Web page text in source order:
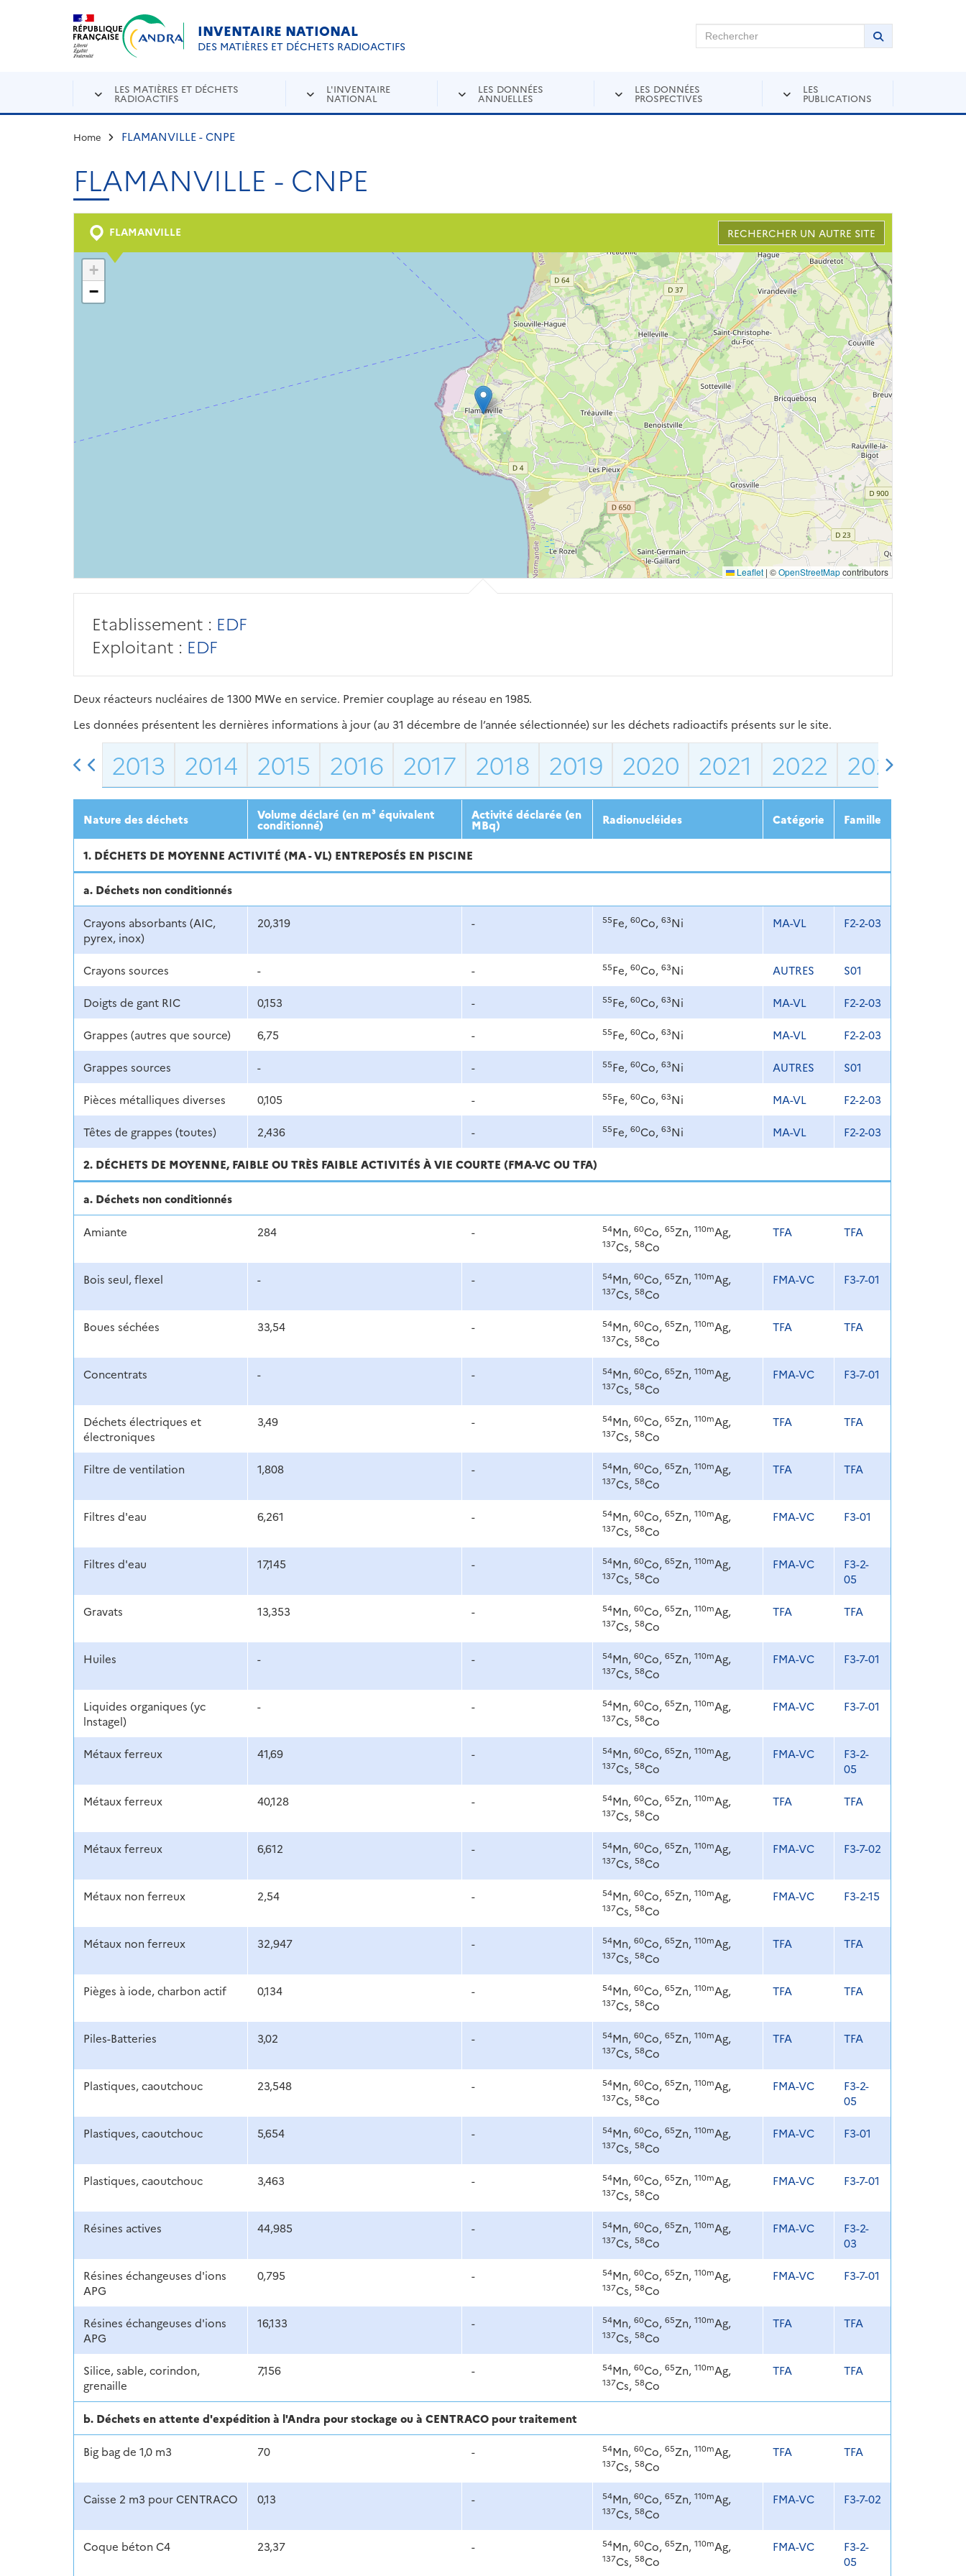
Aller au contenu principal
INVENTAIRE NATIONAL
DES MATIÈRES ET DÉCHETS RADIOACTIFS
Rechercher sur Andra Inventaire Rechercher
Lancer la
LES MATIÈRES ET DÉCHETS
RADIOACTIFS
L'INVENTAIRE
NATIONAL
LES DONNÉES
ANNUELLES
LES DONNÉES
PROSPECTIVES
LES
PUBLICATIONS
Home FLAMANVILLE - CNPE
FLAMANVILLE - CNPE
FLAMANVILLE RECHERCHER UN AUTRE SITE
+
−
Leaflet | ©OpenStreetMapcontributors
Etablissement : EDF
Exploitant : EDF
Deux réacteurs nucléaires de 1300 MWe en service. Premier couplage au réseau en 1985.
Les données présentent les dernières informations à jour (au 31 décembre de l’année sélectionnée) sur les déchets radioactifs présents sur le site.
2013 2014 2015 2016 2017 2018 2019 2020 2021 2022 2023
Nature des déchets Volume déclaré (en m³ équivalent
conditionné)
Activité déclarée (en
MBq) Radionucléides Catégorie Famille
1. DÉCHETS DE MOYENNE ACTIVITÉ (MA - VL) ENTREPOSÉS EN PISCINE
a. Déchets non conditionnés
Crayons absorbants (AIC,
pyrex, inox)
20,319 - 55Fe, 60Co, 63Ni MA-VL F2-2-03
Crayons sources - - 55Fe, 60Co, 63Ni AUTRES S01
Doigts de gant RIC 0,153 - 55Fe, 60Co, 63Ni MA-VL F2-2-03
Grappes (autres que source) 6,75 - 55Fe, 60Co, 63Ni MA-VL F2-2-03
Grappes sources - - 55Fe, 60Co, 63Ni AUTRES S01
Pièces métalliques diverses 0,105 - 55Fe, 60Co, 63Ni MA-VL F2-2-03
Têtes de grappes (toutes) 2,436 - 55Fe, 60Co, 63Ni MA-VL F2-2-03
2. DÉCHETS DE MOYENNE, FAIBLE OU TRÈS FAIBLE ACTIVITÉS À VIE COURTE (FMA-VC OU TFA)
a. Déchets non conditionnés
Amiante 284 - 54Mn, 60Co, 65Zn, 110mAg,
137Cs, 58Co
TFA TFA
Bois seul, flexel - - 54Mn, 60Co, 65Zn, 110mAg,
137Cs, 58Co
FMA-VC F3-7-01
Boues séchées 33,54 - 54Mn, 60Co, 65Zn, 110mAg,
137Cs, 58Co
TFA TFA
Concentrats - - 54Mn, 60Co, 65Zn, 110mAg,
137Cs, 58Co
FMA-VC F3-7-01
Déchets électriques et
électroniques
3,49 - 54Mn, 60Co, 65Zn, 110mAg,
137Cs, 58Co
TFA TFA
Filtre de ventilation 1,808 - 54Mn, 60Co, 65Zn, 110mAg,
137Cs, 58Co
TFA TFA
Filtres d'eau 6,261 - 54Mn, 60Co, 65Zn, 110mAg,
137Cs, 58Co
FMA-VC F3-01
Filtres d'eau 17,145 - 54Mn, 60Co, 65Zn, 110mAg,
137Cs, 58Co
FMA-VC
F3-2-
05
Gravats 13,353 - 54Mn, 60Co, 65Zn, 110mAg,
137Cs, 58Co
TFA TFA
Huiles - - 54Mn, 60Co, 65Zn, 110mAg,
137Cs, 58Co
FMA-VC F3-7-01
Liquides organiques (yc
lnstagel)
- - 54Mn, 60Co, 65Zn, 110mAg,
137Cs, 58Co
FMA-VC F3-7-01
Métaux ferreux 41,69 - 54Mn, 60Co, 65Zn, 110mAg,
137Cs, 58Co
FMA-VC
F3-2-
05
Métaux ferreux 40,128 - 54Mn, 60Co, 65Zn, 110mAg,
137Cs, 58Co
TFA TFA
Métaux ferreux 6,612 - 54Mn, 60Co, 65Zn, 110mAg,
137Cs, 58Co
FMA-VC F3-7-02
Métaux non ferreux 2,54 - 54Mn, 60Co, 65Zn, 110mAg,
137Cs, 58Co
FMA-VC F3-2-15
Métaux non ferreux 32,947 - 54Mn, 60Co, 65Zn, 110mAg,
137Cs, 58Co
TFA TFA
Pièges à iode, charbon actif 0,134 - 54Mn, 60Co, 65Zn, 110mAg,
137Cs, 58Co
TFA TFA
Piles-Batteries 3,02 - 54Mn, 60Co, 65Zn, 110mAg,
137Cs, 58Co
TFA TFA
Plastiques, caoutchouc 23,548 - 54Mn, 60Co, 65Zn, 110mAg,
137Cs, 58Co
FMA-VC
F3-2-
05
Plastiques, caoutchouc 5,654 - 54Mn, 60Co, 65Zn, 110mAg,
137Cs, 58Co
FMA-VC F3-01
Plastiques, caoutchouc 3,463 - 54Mn, 60Co, 65Zn, 110mAg,
137Cs, 58Co
FMA-VC F3-7-01
Résines actives 44,985 - 54Mn, 60Co, 65Zn, 110mAg,
137Cs, 58Co
FMA-VC
F3-2-
03
Résines échangeuses d'ions
APG
0,795 - 54Mn, 60Co, 65Zn, 110mAg,
137Cs, 58Co
FMA-VC F3-7-01
Résines échangeuses d'ions
APG
16,133 - 54Mn, 60Co, 65Zn, 110mAg,
137Cs, 58Co
TFA TFA
Silice, sable, corindon,
grenaille
7,156 - 54Mn, 60Co, 65Zn, 110mAg,
137Cs, 58Co
TFA TFA
b. Déchets en attente d'expédition à l'Andra pour stockage ou à CENTRACO pour traitement
Big bag de 1,0 m3 70 - 54Mn, 60Co, 65Zn, 110mAg,
137Cs, 58Co
TFA TFA
Caisse 2 m3 pour CENTRACO 0,13 - 54Mn, 60Co, 65Zn, 110mAg,
137Cs, 58Co
FMA-VC F3-7-02
Coque béton C4 23,37 - 54Mn, 60Co, 65Zn, 110mAg,
137Cs, 58Co
FMA-VC
F3-2-
05